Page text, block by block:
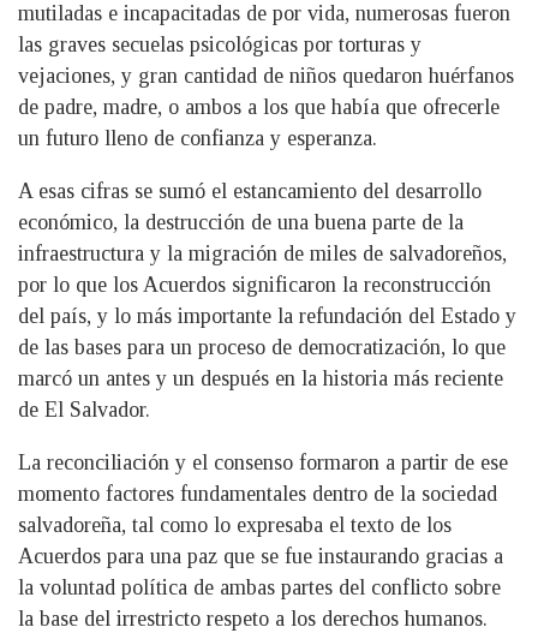
mutiladas e incapacitadas de por vida, numerosas fueron
las graves secuelas psicológicas por torturas y
vejaciones, y gran cantidad de niños quedaron huérfanos
de padre, madre, o ambos a los que había que ofrecerle
un futuro lleno de confianza y esperanza.
A esas cifras se sumó el estancamiento del desarrollo
económico, la destrucción de una buena parte de la
infraestructura y la migración de miles de salvadoreños,
por lo que los Acuerdos significaron la reconstrucción
del país, y lo más importante la refundación del Estado y
de las bases para un proceso de democratización, lo que
marcó un antes y un después en la historia más reciente
de El Salvador.
La reconciliación y el consenso formaron a partir de ese
momento factores fundamentales dentro de la sociedad
salvadoreña, tal como lo expresaba el texto de los
Acuerdos para una paz que se fue instaurando gracias a
la voluntad política de ambas partes del conflicto sobre
la base del irrestricto respeto a los derechos humanos.